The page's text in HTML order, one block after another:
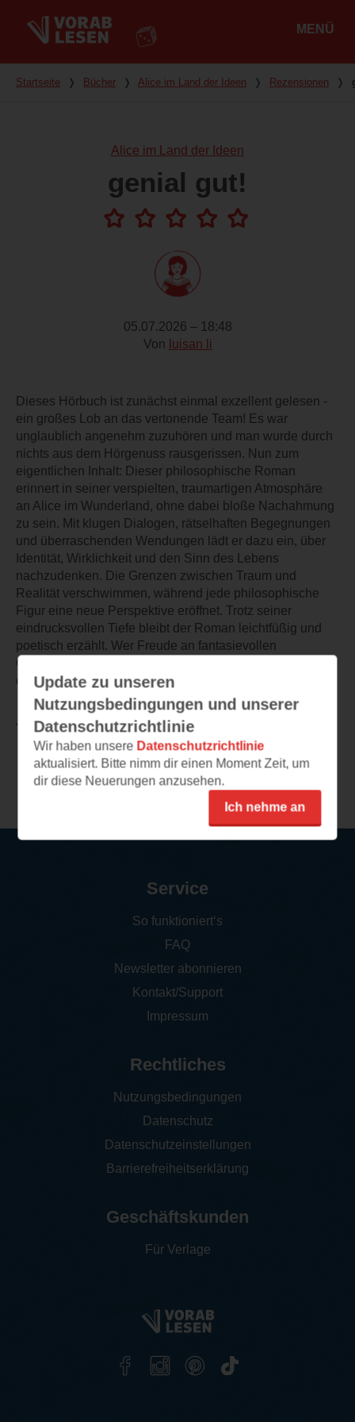
MENÜ
Du bist hier
Startseite ❭ Bücher ❭ Alice im Land der Ideen ❭ Rezensionen ❭
Alice im Land der Ideen
genial gut!
05.07.2026 – 18:48
Von luisan li
Dieses Hörbuch ist zunächst einmal exzellent gelesen -
ein großes Lob an das vertonende Team! Es war
unglaublich angenehm zuzuhören und man wurde durch
nichts aus dem Hörgenuss rausgerissen. Nun zum
eigentlichen Inhalt: Dieser philosophische Roman
erinnert in seiner verspielten, traumartigen Atmosphäre
an Alice im Wunderland, ohne dabei bloße Nachahmung
zu sein. Mit klugen Dialogen, rätselhaften Begegnungen
und überraschenden Wendungen lädt er dazu ein, über
Identität, Wirklichkeit und den Sinn des Lebens
nachzudenken. Die Grenzen zwischen Traum und
Realität verschwimmen, während jede philosophische
Figur eine neue Perspektive eröffnet. Trotz seiner
eindrucksvollen Tiefe bleibt der Roman leichtfüßig und
poetisch erzählt. Wer Freude an fantasievollen
Geschichten mit gedanklichem Anspruch hat, findet hier
eine ebenso unterhaltsame wie anregende Lektüre.
TEILEN
Weitere Rezensionen
Update zu unseren
Nutzungsbedingungen und unserer
Datenschutzrichtlinie
Wir haben unsere Datenschutzrichtlinie
aktualisiert. Bitte nimm dir einen Moment Zeit, um
dir diese Neuerungen anzusehen.
Ich nehme an
Service
So funktioniert‘s
FAQ
Newsletter abonnieren
Kontakt/Support
Impressum
Rechtliches
Nutzungsbedingungen
Datenschutz
Datenschutzeinstellungen
Barrierefreiheitserklärung
Geschäftskunden
Für Verlage